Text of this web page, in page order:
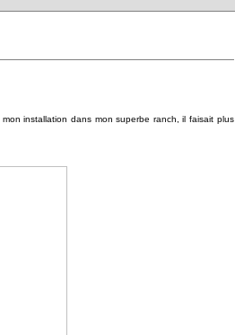
installation dans mon superbe ranch, il faisait plus